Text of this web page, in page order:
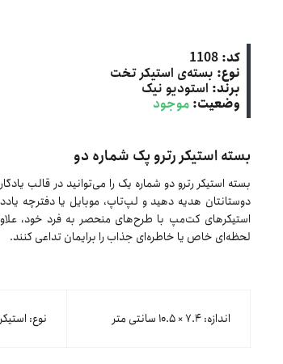
کد: 1108
نوع: بسته‌ی استیکر تخت
برند: استودیو نیک
وضعیت: موجود
بسته استیکر رترو پک شماره دو
بسته استیکر رترو دو شماره یک را می‌توانید در قالب
دوستانتان هدیه دهید و لپ‌تاپ، موبایل یا دفترچه
استیکرهای کت‌مپ با طرح‌های منحصر به فرد خود، علاوه
لحظه‌ای خاص یا خاطره‌ای جذاب را برایمان تداعی کنند.
اندازه: ۷.۴ × ۱۰.۵ سانتی متر نوع: